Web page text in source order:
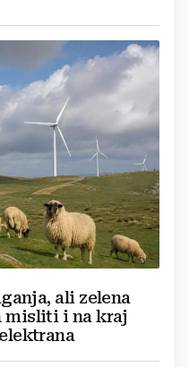
ali zelena
misliti i na kraj